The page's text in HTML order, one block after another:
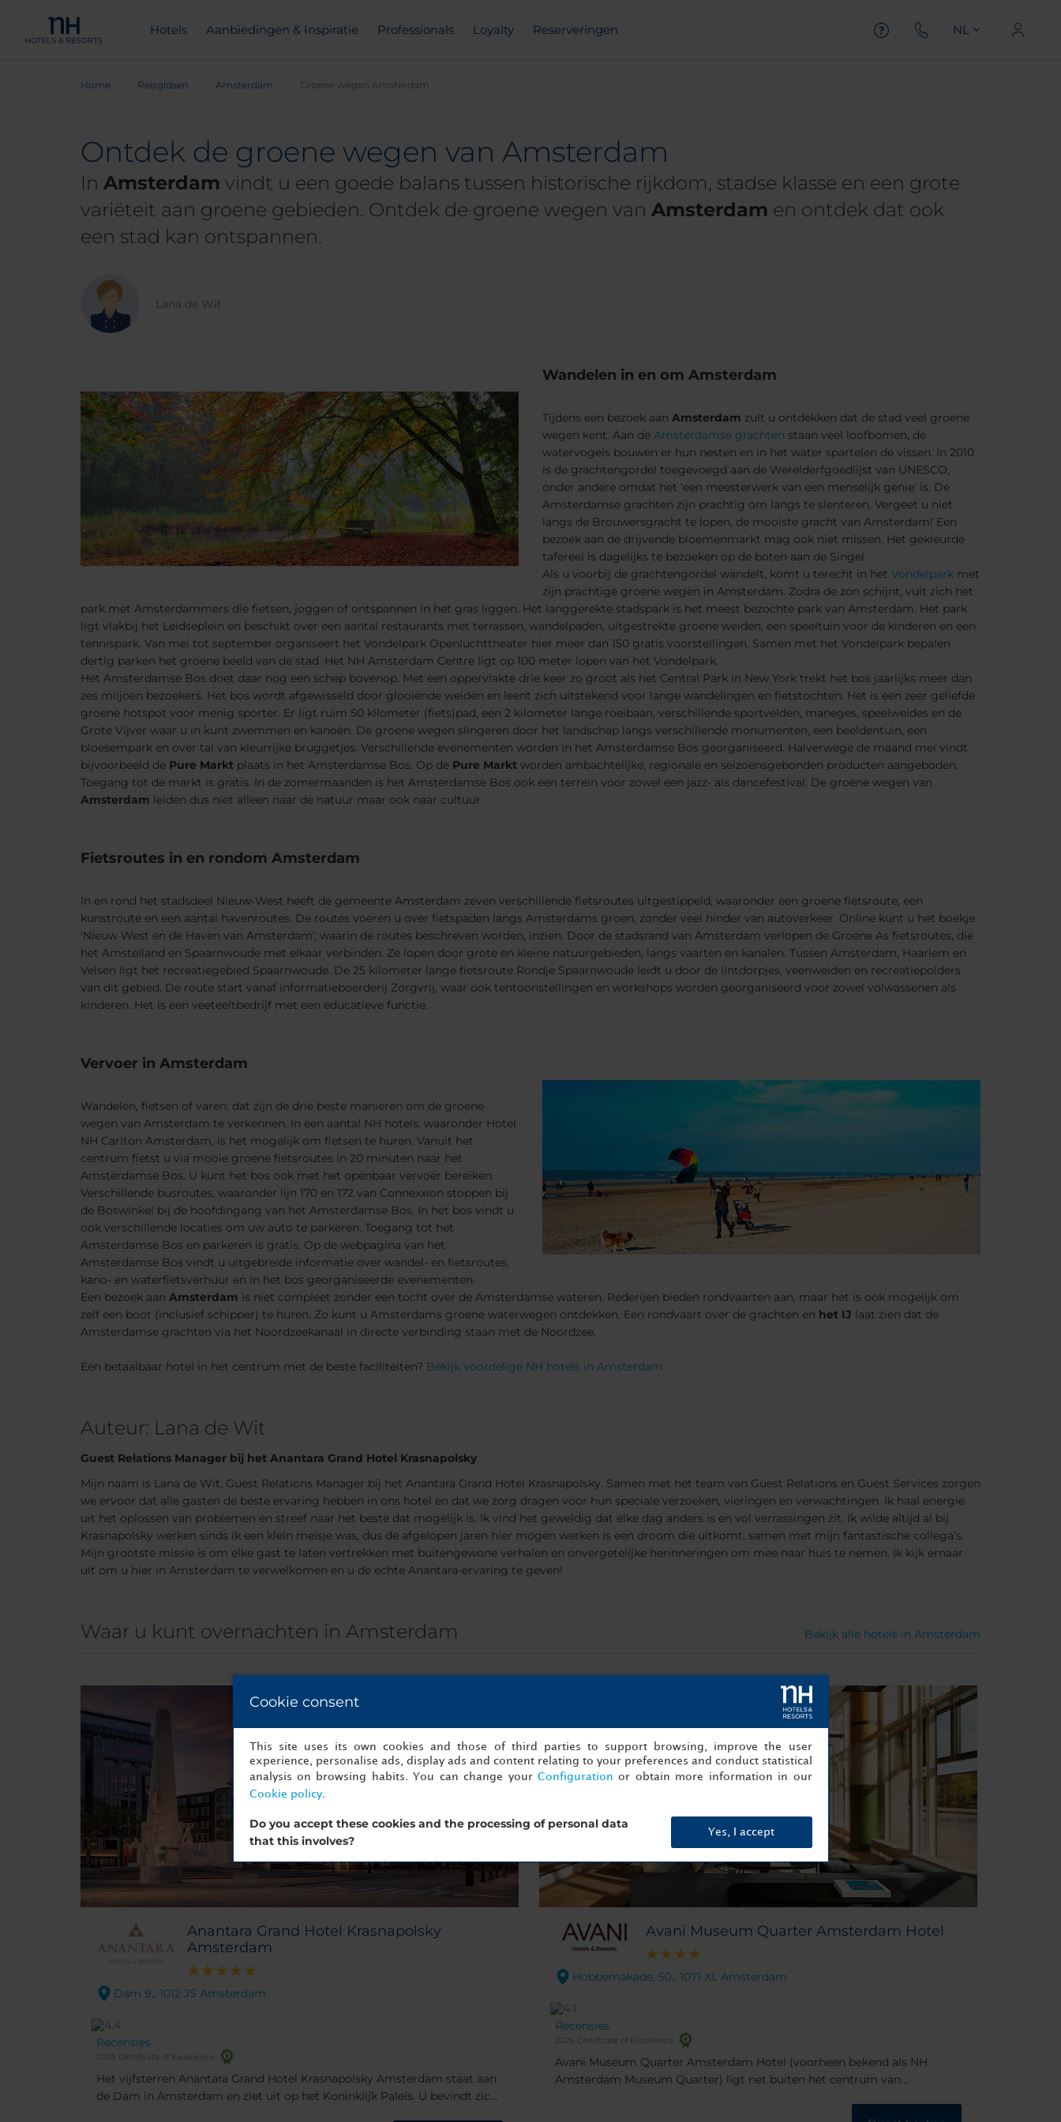
Hotels Aanbiedingen & Inspiratie Professionals Loyalty Reserveringen NL
Home Reisgidsen Amsterdam Groene wegen Amsterdam
Ontdek de groene wegen van Amsterdam
In Amsterdam vindt u een goede balans tussen historische rijkdom, stadse klasse en een grote
variëteit aan groene gebieden. Ontdek de groene wegen van Amsterdam en ontdek dat ook
een stad kan ontspannen.
Lana de Wit
Wandelen in en om Amsterdam
Tijdens een bezoek aan Amsterdam zult u ontdekken dat de stad veel groene
wegen kent. Aan de Amsterdamse grachten staan veel loofbomen, de
watervogels bouwen er hun nesten en in het water spartelen de vissen. In 2010
is de grachtengordel toegevoegd aan de Werelderfgoedlijst van UNESCO,
onder andere omdat het 'een meesterwerk van een menselijk genie' is. De
Amsterdamse grachten zijn prachtig om langs te slenteren. Vergeet u niet
langs de Brouwersgracht te lopen, de mooiste gracht van Amsterdam! Een
bezoek aan de drijvende bloemenmarkt mag ook niet missen. Het gekleurde
tafereel is dagelijks te bezoeken op de boten aan de Singel.
Als u voorbij de grachtengordel wandelt, komt u terecht in het Vondelpark met
zijn prachtige groene wegen in Amsterdam. Zodra de zon schijnt, vult zich het
park met Amsterdammers die fietsen, joggen of ontspannen in het gras liggen. Het langgerekte stadspark is het meest bezochte park van Amsterdam. Het park
ligt vlakbij het Leidseplein en beschikt over een aantal restaurants met terrassen, wandelpaden, uitgestrekte groene weiden, een speeltuin voor de kinderen en een
tennispark. Van mei tot september organiseert het Vondelpark Openluchttheater hier meer dan 150 gratis voorstellingen. Samen met het Vondelpark bepalen
dertig parken het groene beeld van de stad. Het NH Amsterdam Centre ligt op 100 meter lopen van het Vondelpark.
Het Amsterdamse Bos doet daar nog een schep bovenop. Met een oppervlakte drie keer zo groot als het Central Park in New York trekt het bos jaarlijks meer dan
zes miljoen bezoekers. Het bos wordt afgewisseld door glooiende weiden en leent zich uitstekend voor lange wandelingen en fietstochten. Het is een zeer geliefde
groene hotspot voor menig sporter. Er ligt ruim 50 kilometer (fiets)pad, een 2 kilometer lange roeibaan, verschillende sportvelden, maneges, speelweides en de
Grote Vijver waar u in kunt zwemmen en kanoën. De groene wegen slingeren door het landschap langs verschillende monumenten, een beeldentuin, een
bloesempark en over tal van kleurrijke bruggetjes. Verschillende evenementen worden in het Amsterdamse Bos georganiseerd. Halverwege de maand mei vindt
bijvoorbeeld de Pure Markt plaats in het Amsterdamse Bos. Op de Pure Markt worden ambachtelijke, regionale en seizoensgebonden producten aangeboden.
Toegang tot de markt is gratis. In de zomermaanden is het Amsterdamse Bos ook een terrein voor zowel een jazz- als dancefestival. De groene wegen van
Amsterdam leiden dus niet alleen naar de natuur maar ook naar cultuur.
Fietsroutes in en rondom Amsterdam
In en rond het stadsdeel Nieuw-West heeft de gemeente Amsterdam zeven verschillende fietsroutes uitgestippeld, waaronder een groene fietsroute, een
kunstroute en een aantal havenroutes. De routes voeren u over fietspaden langs Amsterdams groen, zonder veel hinder van autoverkeer. Online kunt u het boekje
'Nieuw West en de Haven van Amsterdam', waarin de routes beschreven worden, inzien. Door de stadsrand van Amsterdam verlopen de Groene As fietsroutes, die
het Amstelland en Spaarnwoude met elkaar verbinden. Ze lopen door grote en kleine natuurgebieden, langs vaarten en kanalen. Tussen Amsterdam, Haarlem en
Velsen ligt het recreatiegebied Spaarnwoude. De 25 kilometer lange fietsroute Rondje Spaarnwoude leidt u door de lintdorpjes, veenweiden en recreatiepolders
van dit gebied. De route start vanaf informatieboerderij Zorgvrij, waar ook tentoonstellingen en workshops worden georganiseerd voor zowel volwassenen als
kinderen. Het is een veeteeltbedrijf met een educatieve functie.
Vervoer in Amsterdam
Wandelen, fietsen of varen: dat zijn de drie beste manieren om de groene
wegen van Amsterdam te verkennen. In een aantal NH hotels, waaronder Hotel
NH Carlton Amsterdam, is het mogelijk om fietsen te huren. Vanuit het
centrum fietst u via mooie groene fietsroutes in 20 minuten naar het
Amsterdamse Bos. U kunt het bos ook met het openbaar vervoer bereiken.
Verschillende busroutes, waaronder lijn 170 en 172 van Connexxion stoppen bij
de Boswinkel bij de hoofdingang van het Amsterdamse Bos. In het bos vindt u
ook verschillende locaties om uw auto te parkeren. Toegang tot het
Amsterdamse Bos en parkeren is gratis. Op de webpagina van het
Amsterdamse Bos vindt u uitgebreide informatie over wandel- en fietsroutes,
kano- en waterfietsverhuur en in het bos georganiseerde evenementen.
Een bezoek aan Amsterdam is niet compleet zonder een tocht over de Amsterdamse wateren. Rederijen bieden rondvaarten aan, maar het is ook mogelijk om
zelf een boot (inclusief schipper) te huren. Zo kunt u Amsterdams groene waterwegen ontdekken. Een rondvaart over de grachten en het IJ laat zien dat de
Amsterdamse grachten via het Noordzeekanaal in directe verbinding staan met de Noordzee.
Een betaalbaar hotel in het centrum met de beste faciliteiten? Bekijk voordelige NH hotels in Amsterdam.
Auteur: Lana de Wit
Guest Relations Manager bij het Anantara Grand Hotel Krasnapolsky
Mijn naam is Lana de Wit, Guest Relations Manager bij het Anantara Grand Hotel Krasnapolsky. Samen met het team van Guest Relations en Guest Services zorgen
we ervoor dat alle gasten de beste ervaring hebben in ons hotel en dat we zorg dragen voor hun speciale verzoeken, vieringen en verwachtingen. Ik haal energie
uit het oplossen van problemen en streef naar het beste dat mogelijk is. Ik vind het geweldig dat elke dag anders is en vol verrassingen zit. Ik wilde altijd al bij
Krasnapolsky werken sinds ik een klein meisje was, dus de afgelopen jaren hier mogen werken is een droom die uitkomt, samen met mijn fantastische collega’s.
Mijn grootste missie is om elke gast te laten vertrekken met buitengewone verhalen en onvergetelijke herinneringen om mee naar huis te nemen. Ik kijk ernaar
uit om u hier in Amsterdam te verwelkomen en u de echte Anantara-ervaring te geven!
Waar u kunt overnachten in Amsterdam Bekijk alle hotels in Amsterdam
Anantara Grand Hotel Krasnapolsky
Amsterdam
Dam 9,. 1012 JS Amsterdam
Recensies
2025 Certificate of Excellence
Het vijfsterren Anantara Grand Hotel Krasnapolsky Amsterdam staat aan
de Dam in Amsterdam en ziet uit op het Koninklijk Paleis. U bevindt zich
Avani Museum Quarter Amsterdam Hotel
Hobbemakade, 50,. 1071 XL Amsterdam
Recensies
2025 Certificate of Excellence
Avani Museum Quarter Amsterdam Hotel (voorheen bekend als NH
Amsterdam Museum Quarter) ligt net buiten het centrum van
Cookie consent
This site uses its own cookies and those of third parties to support browsing, improve the user
experience, personalise ads, display ads and content relating to your preferences and conduct statistical
analysis on browsing habits. You can change your Configuration or obtain more information in our
Cookie policy.
Do you accept these cookies and the processing of personal data
that this involves?
Yes, I accept